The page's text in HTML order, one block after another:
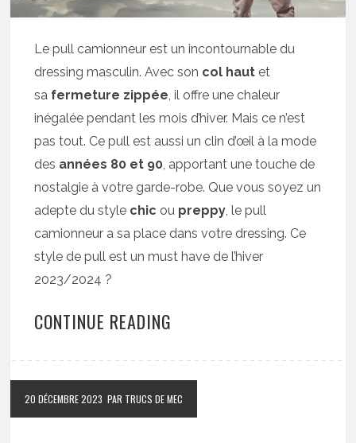
Le pull camionneur est un incontournable du
dressing masculin. Avec son col haut et
sa fermeture zippée, il offre une chaleur
inégalée pendant les mois d’hiver. Mais ce n’est
pas tout. Ce pull est aussi un clin d’œil à la mode
des années 80 et 90, apportant une touche de
nostalgie à votre garde-robe. Que vous soyez un
adepte du style chic ou preppy, le pull
camionneur a sa place dans votre dressing. Ce
style de pull est un must have de l’hiver
2023/2024 ?
CONTINUE READING
20 DÉCEMBRE 2023 PAR TRUCS DE MEC